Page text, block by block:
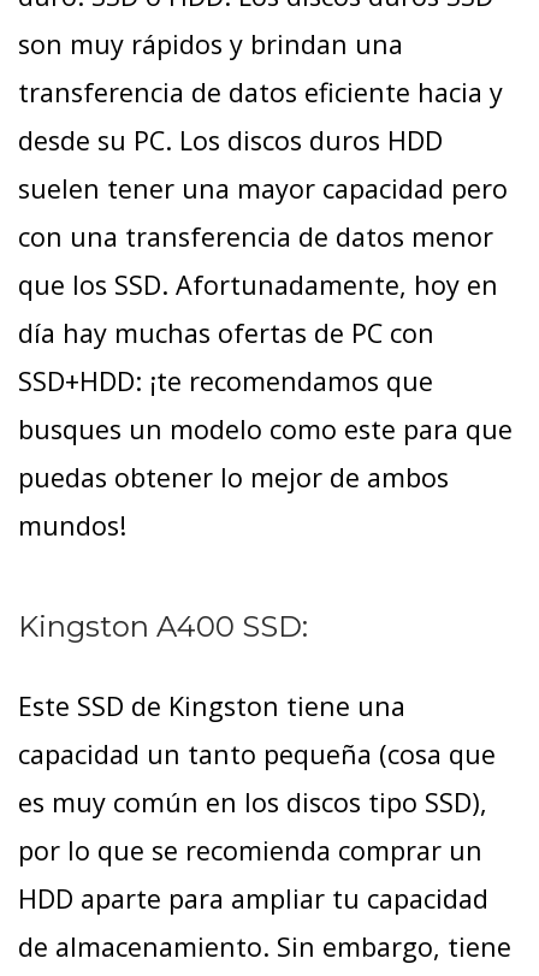
son muy rápidos y brindan una
transferencia de datos eficiente hacia y
desde su PC. Los discos duros HDD
suelen tener una mayor capacidad pero
con una transferencia de datos menor
que los SSD. Afortunadamente, hoy en
día hay muchas ofertas de PC con
SSD+HDD: ¡te recomendamos que
busques un modelo como este para que
puedas obtener lo mejor de ambos
mundos!
Kingston A400 SSD:
Este SSD de Kingston tiene una
capacidad un tanto pequeña (cosa que
es muy común en los discos tipo SSD),
por lo que se recomienda comprar un
HDD aparte para ampliar tu capacidad
de almacenamiento. Sin embargo, tiene